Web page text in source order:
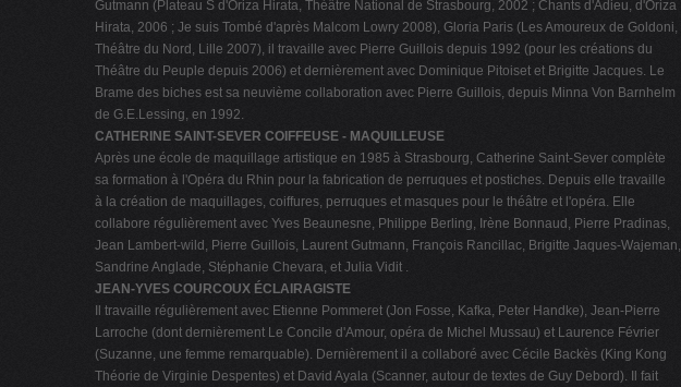
Gutmann (Plateau S d'Oriza Hirata, Théâtre National de Strasbourg, 2002 ; Chants d'Adieu, d'Oriza
Hirata, 2006 ; Je suis Tombé d'après Malcom Lowry 2008), Gloria Paris (Les Amoureux de Goldoni,
Théâtre du Nord, Lille 2007), il travaille avec Pierre Guillois depuis 1992 (pour les créations du
Théâtre du Peuple depuis 2006) et dernièrement avec Dominique Pitoiset et Brigitte Jacques. Le
Brame des biches est sa neuvième collaboration avec Pierre Guillois, depuis Minna Von Barnhelm
de G.E.Lessing, en 1992.
CATHERINE SAINT-SEVER COIFFEUSE - MAQUILLEUSE
Après une école de maquillage artistique en 1985 à Strasbourg, Catherine Saint-Sever complète
sa formation à l'Opéra du Rhin pour la fabrication de perruques et postiches. Depuis elle travaille
à la création de maquillages, coiffures, perruques et masques pour le théâtre et l'opéra. Elle
collabore régulièrement avec Yves Beaunesne, Philippe Berling, Irène Bonnaud, Pierre Pradinas,
Jean Lambert-wild, Pierre Guillois, Laurent Gutmann, François Rancillac, Brigitte Jaques-Wajeman,
Sandrine Anglade, Stéphanie Chevara, et Julia Vidit .
JEAN-YVES COURCOUX ÉCLAIRAGISTE
Il travaille régulièrement avec Etienne Pommeret (Jon Fosse, Kafka, Peter Handke), Jean-Pierre
Larroche (dont dernièrement Le Concile d'Amour, opéra de Michel Mussau) et Laurence Février
(Suzanne, une femme remarquable). Dernièrement il a collaboré avec Cécile Backès (King Kong
Théorie de Virginie Despentes) et David Ayala (Scanner, autour de textes de Guy Debord). Il fait